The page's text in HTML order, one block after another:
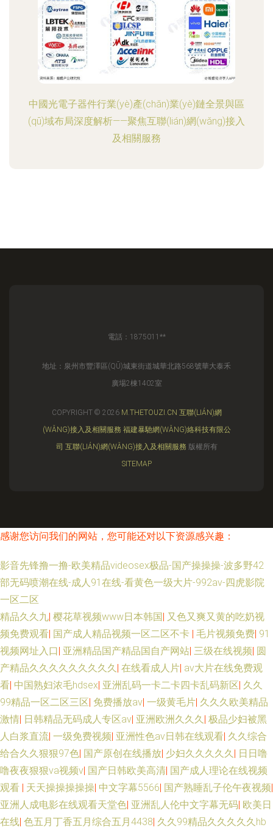
中國光電子器件行業(yè)產(chǎn)業(yè)鏈全景與區
(qū)域布局深度解析——聚焦互聯(lián)網(wǎng)接入
及相關服務
電話：1875011**
地址：泉州市豐澤區(QŪ)城東街道城華北路568號華大泰禾
廣場2棟1402室
COPYRIGHT © 2026 M.THETOUZI.CN 互聯(LIÁN)網
(WǍNG)接入及相關服務 福建暴馳網(WǍNG)絡科技有限公
司 互聯(LIÁN)網(WǍNG)接入及相關服務 版權所有
SITEMAP
感谢您访问我们的网站，您可能还对以下资源感兴趣：
影音先锋撸一撸-欧美精品videosex极品-国产操操操-波多野42
部无码喷潮在线-成人91在线-看黄色一级大片-992av-四虎影院
一区二区
精品久久九| 樱花草视频www日本韩国| 又色又爽又黄的吃奶视
频免费观看| 国产成人精品视频一区二区不卡 | 毛片视频免费| 91
视频网址入口| 亚洲精品国产精品国自产网站| 三级在线视频| 圆
产精品久久久久久久久久久| 在线看成人片| av大片在线免费观
看| 中国熟妇浓毛hdsex| 亚洲乱码一卡二卡四卡乱码新区| 久久
99精品一区二区三区| 免费播放av| 一级黄毛片| 久久久欧美精品
激情| 日韩精品无码成人专区av| 亚洲欧洲久久久| 极品少妇被黑
人白浆直流| 一级免费视频| 亚洲性色av日韩在线观看| 久久综合
给合久久狠狠97色| 国产原创在线播放| 少妇久久久久久| 日日噜
噜夜夜狠狠va视频v| 国产日韩欧美高清| 国产成人理论在线视频
观看 | 天天操操操操操| 中文字幕5566| 国产熟睡乱子伦午夜视频|
亚洲人成电影在线观看天堂色| 亚洲乱人伦中文字幕无码| 欧美日
在线| 色五月丁香五月综合五月4438| 久久99精品久久久久久hb